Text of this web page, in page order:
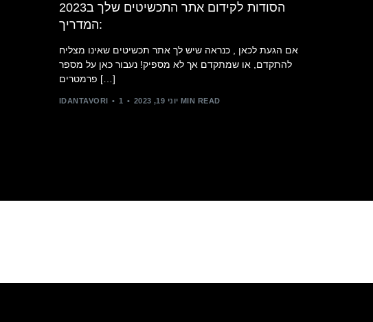
הסודות לקידום אתר התכשיטים שלך ב2023
:המדריך
אם הגעת לכאן , כנראה שיש לך אתר תכשיטים שאינו מצליח
להתקדם, או שמתקדם אך לא מספיק! נעבור כאן על מספר
פרמטרים […]
IDANTAVORI יוני 19, 2023 1 MIN READ